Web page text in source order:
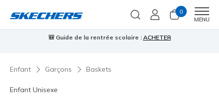
0
MENU
🎒 Guide de la rentrée scolaire : ACHETER
Enfant Garçons Baskets
Enfant Unisexe